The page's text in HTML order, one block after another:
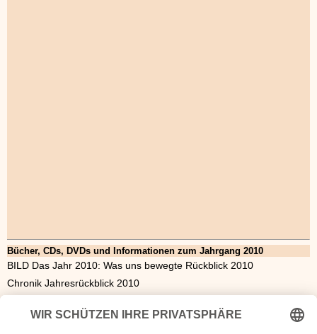
Bücher, CDs, DVDs und Informationen zum Jahrgang 2010
BILD Das Jahr 2010: Was uns bewegte Rückblick 2010
Chronik Jahresrückblick 2010
stand